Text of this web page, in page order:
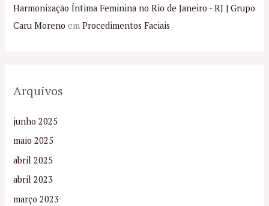
Harmonização Íntima Feminina no Rio de Janeiro - RJ | Grupo
Caru Moreno emProcedimentos Faciais
Arquivos
junho 2025
maio 2025
abril 2025
abril 2023
março 2023